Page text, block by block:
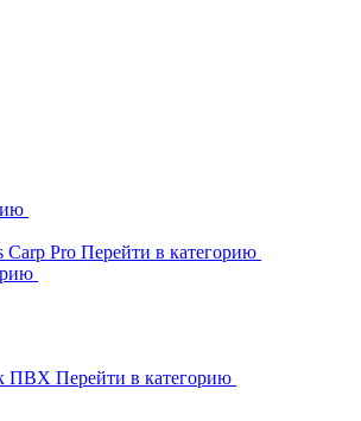
Carp Pro Перейти в категорию
ПВХ Перейти в категорию